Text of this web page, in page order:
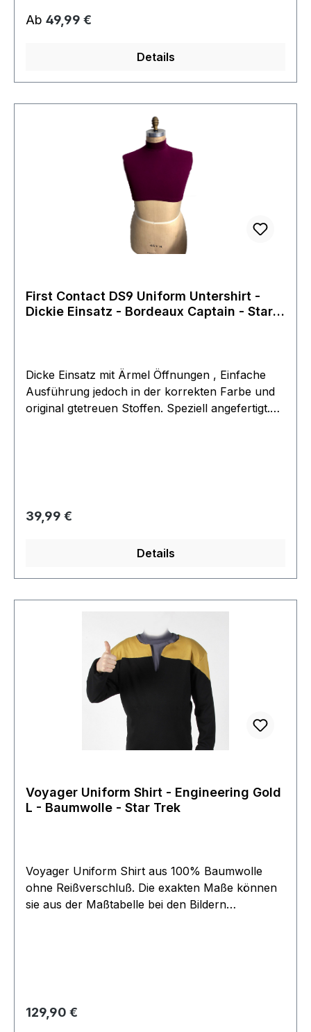
noch neu und orig. verpackt pflegeleichte
Synthetik strapazierfähig einfach in der
Regulärer Preis:
Ab 49,99 €
Details
First Contact DS9 Uniform Untershirt -
Dickie Einsatz - Bordeaux Captain - Star
Dicke Einsatz mit Ärmel Öffnungen , Einfache
Ausführung jedoch in der korrekten Farbe und
original gtetreuen Stoffen. Speziell angefertigt.
Regulärer Preis:
39,99 €
Details
Voyager Uniform Shirt - Engineering Gold
L - Baumwolle - Star Trek
Voyager Uniform Shirt aus 100% Baumwolle
ohne Reißverschluß. Die exakten Maße können
sie aus der Maßtabelle bei den Bildern
Regulärer Preis:
129,90 €